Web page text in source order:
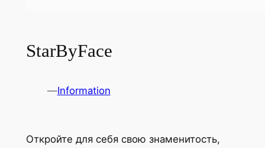
StarByFace
—Information
Откройте для себя свою знаменитость,